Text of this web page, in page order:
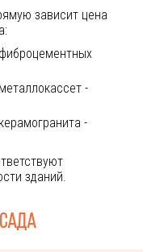
зависит цена
-
-
зданий.